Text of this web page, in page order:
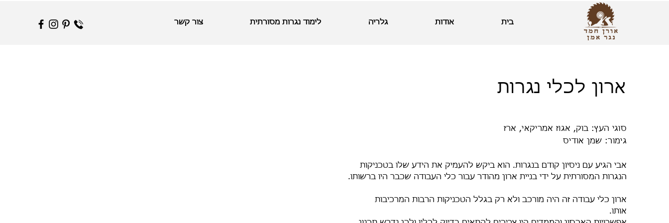
בית אודות גלריה לימוד נגרות מסורתית צור קשר
ארון לכלי נגרות
סוגי העץ: בוק, אגוז אמריקאי, ארז
גימור: שמן אודיס
אבי הגיע עם ניסיון קודם בנגרות. הוא ביקש להעמיק את הידע שלו בטכניקות
הנגרות המסורתית על ידי בניית ארון מהודר עבור כלי העבודה שכבר היו ברשותו.
ארון כלי עבודה זה היה מורכב ולא רק בגלל הטכניקות הרבות המרכיבות
אותו.